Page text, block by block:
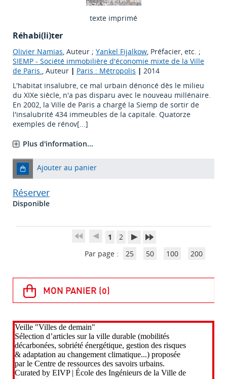
texte imprimé
Réhabi(li)ter
Olivier Namias, Auteur ; Yankel Fijalkow, Préfacier, etc. ;
SIEMP - Société immobilière d'économie mixte de la Ville
de Paris., Auteur | Paris : Métropolis | 2014
L'habitat insalubre, ce mal urbain dénoncé dès le milieu
du XIXe siècle, n'a pas disparu avec le nouveau millénaire.
En 2002, la Ville de Paris a chargé la Siemp de sortir de
l'insalubrité 434 immeubles de la capitale. Quatorze
exemples de rénov[...]
Plus d'information...
Ajouter au panier
Réserver
Disponible
1
2
Par page :
25 50 100 200